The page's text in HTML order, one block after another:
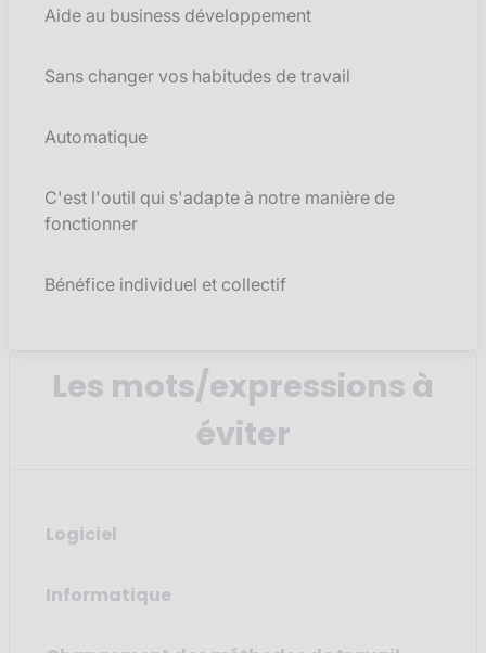
Les mots/expressions à
éviter
Logiciel
Informatique
Aide au business développement
Sans changer vos habitudes de travail
Automatique
C'est l'outil qui s'adapte à notre manière de
fonctionner
Bénéfice individuel et collectif